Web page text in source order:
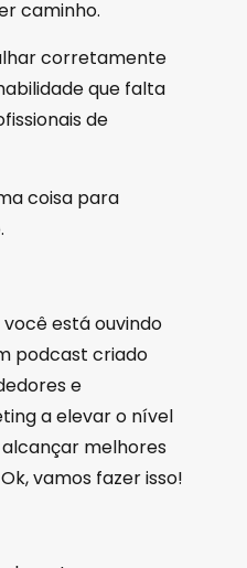
caminho.
corretamente
que falta
de
coisa para
você está ouvindo
podcast criado
e
a elevar o nível
melhores
vamos fazer isso!